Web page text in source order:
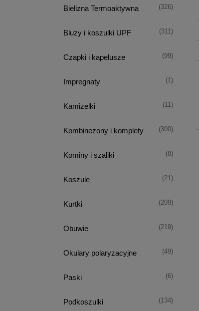
Bielizna Termoaktywna (326)
Bluzy i koszulki UPF (311)
Czapki i kapelusze (99)
Impregnaty (1)
Kamizelki (11)
Kombinezony i komplety (300)
Kominy i szaliki (8)
Koszule (21)
Kurtki (209)
Obuwie (219)
Okulary polaryzacyjne (49)
Paski (6)
Podkoszulki (134)